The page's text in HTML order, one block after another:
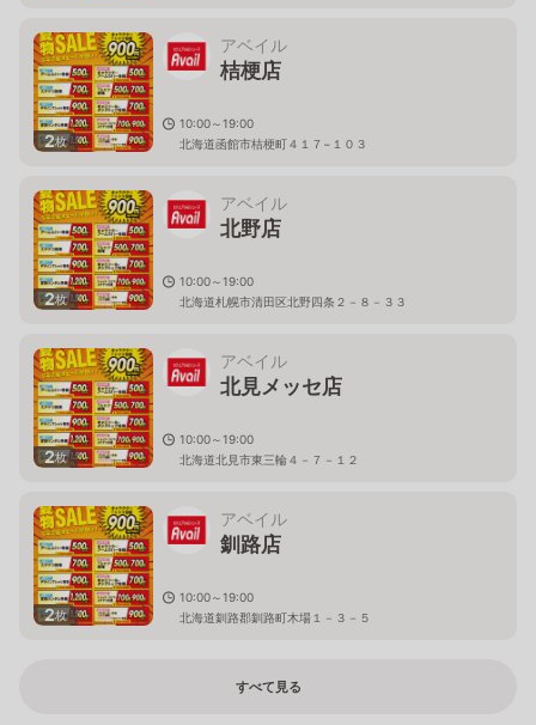
2枚
アベイル
桔梗店
10:00～19:00
北海道函館市桔梗町４１７−１０３
2枚
アベイル
北野店
10:00～19:00
北海道札幌市清田区北野四条２－８－３３
2枚
アベイル
北見メッセ店
10:00～19:00
北海道北見市東三輪４－７－１２
2枚
アベイル
釧路店
10:00～19:00
北海道釧路郡釧路町木場１－３－５
すべて見る